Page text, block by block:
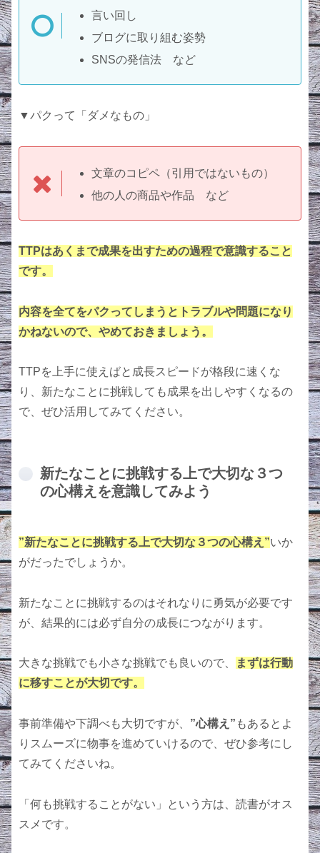
言い回し
ブログに取り組む姿勢
SNSの発信法 など
▼パクって「ダメなもの」
文章のコピペ（引用ではないもの）
他の人の商品や作品 など
TTPはあくまで成果を出すための過程で意識すること
です。
内容を全てをパクってしまうとトラブルや問題になり
かねないので、やめておきましょう。
TTPを上手に使えばと成長スピードが格段に速くな
り、新たなことに挑戦しても成果を出しやすくなるの
で、ぜひ活用してみてください。
新たなことに挑戦する上で大切な３つ
の心構えを意識してみよう
”新たなことに挑戦する上で大切な３つの心構え”いか
がだったでしょうか。
新たなことに挑戦するのはそれなりに勇気が必要です
が、結果的には必ず自分の成長につながります。
大きな挑戦でも小さな挑戦でも良いので、
まずは行動
に移すことが大切です。
事前準備や下調べも大切ですが、 ”心構え” もあるとよ
りスムーズに物事を進めていけるので、ぜひ参考にし
てみてくださいね。
「何も挑戦することがない」という方は、読書がオス
スメです。